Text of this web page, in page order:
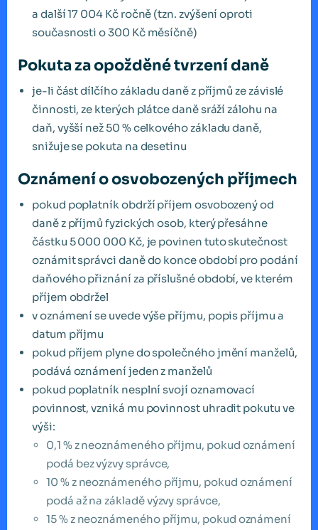
a další 17 004 Kč ročně (tzn. zvýšení oproti
současnosti o 300 Kč měsíčně)
Pokuta za opožděné tvrzení daně
je-li část dílčího základu daně z příjmů ze závislé
činnosti, ze kterých plátce daně sráží zálohu na
daň, vyšší než 50 % celkového základu daně,
snižuje se pokuta na desetinu
Oznámení o osvobozených příjmech
pokud poplatník obdrží příjem osvobozený od
daně z příjmů fyzických osob, který přesáhne
částku 5 000 000 Kč, je povinen tuto skutečnost
oznámit správci daně do konce období pro podání
daňového přiznání za příslušné období, ve kterém
příjem obdržel
v oznámení se uvede výše příjmu, popis příjmu a
datum příjmu
pokud příjem plyne do společného jmění manželů,
podává oznámení jeden z manželů
pokud poplatník nesplní svojí oznamovací
povinnost, vzniká mu povinnost uhradit pokutu ve
výši:
0,1 % z neoznámeného příjmu, pokud oznámení
podá bez výzvy správce,
10 % z neoznámeného příjmu, pokud oznámení
podá až na základě výzvy správce,
15 % z neoznámeného příjmu, pokud oznámení